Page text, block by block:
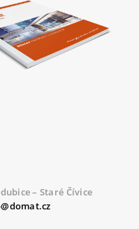
– Staré Čívice